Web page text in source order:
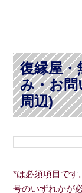
復縁屋・
み・お問
周辺)
*は必須項目です
号のいずれかが